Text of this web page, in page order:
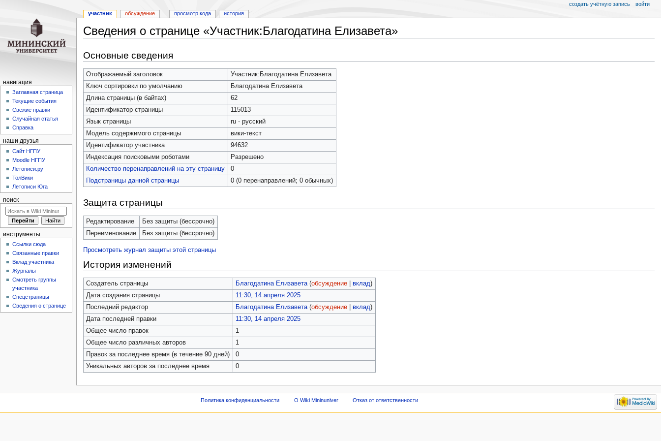
Сведения о странице «Участник:Благодатина Елизавета»
к
навигации
к
поиску
Основные сведения
Отображаемый заголовок
Участник:Благодатина Елизавета
Ключ сортировки по умолчанию
Благодатина Елизавета
Длина страницы (в байтах)
62
Идентификатор страницы
115013
Язык страницы
ru - русский
Модель содержимого страницы
вики-текст
Идентификатор участника
94632
Индексация поисковыми роботами
Разрешено
Количество перенаправлений на эту страницу
0
Подстраницы данной страницы
0 (0 перенаправлений; 0 обычных)
Защита страницы
Редактирование
Без защиты (бессрочно)
Переименование
Без защиты (бессрочно)
Просмотреть журнал защиты этой страницы
История изменений
Создатель страницы Благодатина Елизавета (обсуждение| вклад)
Дата создания страницы
11:30, 14 апреля 2025
Последний редактор
Благодатина Елизавета (обсуждение| вклад)
Дата последней правки
11:30, 14 апреля 2025
Общее число правок
1
Общее число различных авторов
1
Правок за последнее время (в течение 90 дней)
0
Уникальных авторов за последнее время
0
участник обсуждение просмотр кода история
создать учётную запись войти
навигация
Заглавная страница
Текущие события
Свежие правки
Случайная статья
Справка
наши друзья
Cайт НГПУ
Moodle НГПУ
Летописи.ру
ТолВики
Летописи Юга
поиск
инструменты
Ссылки сюда
Связанные правки
Вклад участника
Журналы
Смотреть группы
участника
Спецстраницы
Сведения о странице
Политика конфиденциальности О Wiki Mininuniver Отказ от ответственности